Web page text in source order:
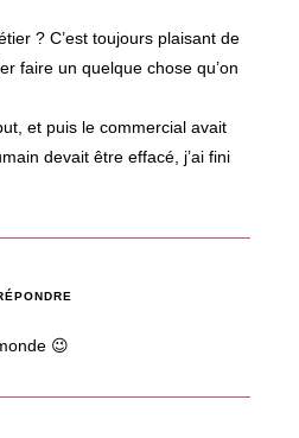
? C’est toujours plaisant de
faire un quelque chose qu’on
et puis le commercial avait
devait être effacé, j’ai fini
😉